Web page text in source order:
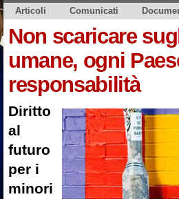
Articoli Comunicati
Non scaricare
umane, ogni
responsabilità
Diritto
al
futuro
per i
minori